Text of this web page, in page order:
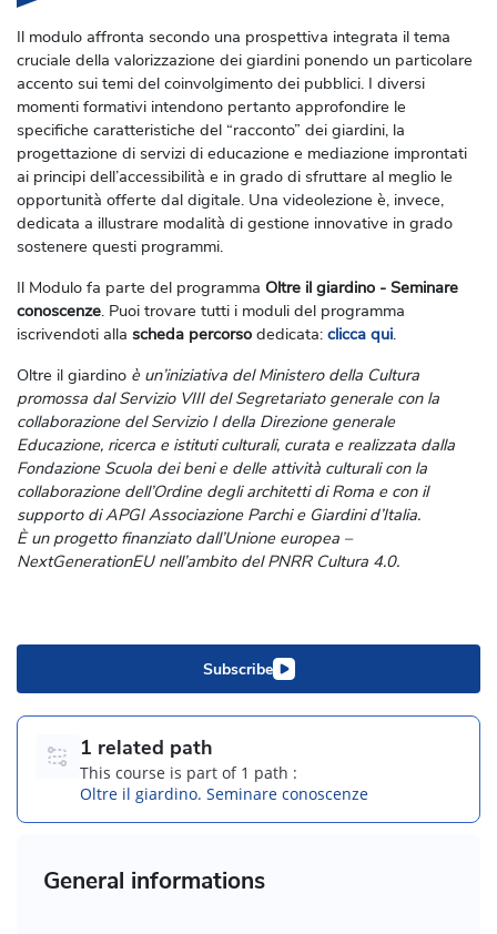
Il modulo affronta secondo una prospettiva integrata il tema
cruciale della valorizzazione dei giardini ponendo un particolare
accento sui temi del coinvolgimento dei pubblici. I diversi
momenti formativi intendono pertanto approfondire le
specifiche caratteristiche del “racconto” dei giardini, la
progettazione di servizi di educazione e mediazione improntati
ai principi dell’accessibilità e in grado di sfruttare al meglio le
opportunità offerte dal digitale. Una videolezione è, invece,
dedicata a illustrare modalità di gestione innovative in grado
sostenere questi programmi.
Il Modulo fa parte del programma Oltre il giardino - Seminare
conoscenze. Puoi trovare tutti i moduli del programma
iscrivendoti alla scheda percorso dedicata: clicca qui.
Oltre il giardino è un’iniziativa del Ministero della Cultura
promossa dal Servizio VIII del Segretariato generale con la
collaborazione del Servizio I della Direzione generale
Educazione, ricerca e istituti culturali, curata e realizzata dalla
Fondazione Scuola dei beni e delle attività culturali con la
collaborazione dell’Ordine degli architetti di Roma e con il
supporto di APGI Associazione Parchi e Giardini d’Italia.
È un progetto finanziato dall’Unione europea –
NextGenerationEU nell’ambito del PNRR Cultura 4.0.
Subscribe
1 related path
This course is part of 1 path :
Oltre il giardino. Seminare conoscenze
General informations